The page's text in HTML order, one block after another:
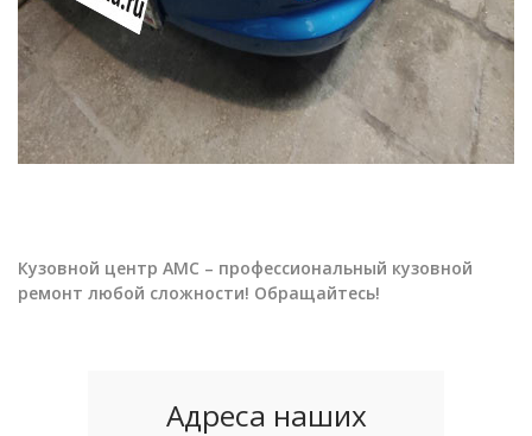
Кузовной центр АМС – профессиональный кузовной
ремонт любой сложности! Обращайтесь!
Адреса наших